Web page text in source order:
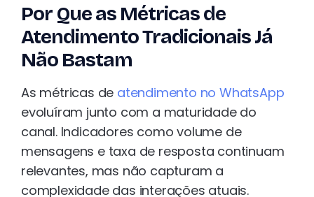
Por Que as Métricas de
Atendimento Tradicionais Já
Não Bastam
As métricas de atendimento no WhatsApp
evoluíram junto com a maturidade do
canal. Indicadores como volume de
mensagens e taxa de resposta continuam
relevantes, mas não capturam a
complexidade das interações atuais.